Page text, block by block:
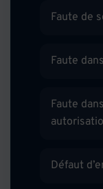
Faute de
Faute
Faute
Défaut